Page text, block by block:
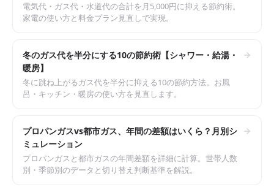
電気代・ガス代・水道代の合計を月5,000円に抑える節約術。
家電の使い方と料金プラン見直しで実現。
冬のガス代を半分にする10の節約術【シャワー・給湯・
暖房】
冬に跳ね上がるガス代を半分に抑える10の節約方法。お風
呂・キッチン・暖房の使い方を見直します。
プロパンガスvs都市ガス、年間の差額はいくら？月別シ
ミュレーション
プロパンガスと都市ガスの年間差額を詳細に計算。世帯人数
別・季節別のデータと切り替え判断基準を解説。